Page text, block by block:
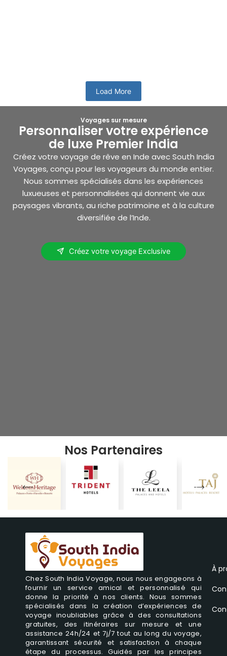
Load More
Voyages sur mesure
Personnaliser votre expérience
de luxe Premier India
Créez votre voyage de rêve en Inde avec South India
Voyages, conçu pour les voyageurs du monde entier.
Nous sommes spécialisés dans les expériences
luxueuses et personnalisées qui donnent vie aux
paysages vibrants, au riche patrimoine et à la culture
diversifiée de l’Inde.
Créez votre voyage Exclusive
Nos Partenaires
Chez South India Voyage, nous nous engageons à
fournir un service amical et personnalisé qui
donne la priorité à nos clients. Nous sommes
spécialisés dans la création d’expériences de
voyage inoubliables grâce à des consultations
gratuites, des itinéraires sur mesure et une
assistance 24h/24 et 7j/7 tout au long du voyage,
garantissant sécurité et satisfaction à chaque
étape du processus. Guidés par les principes
À